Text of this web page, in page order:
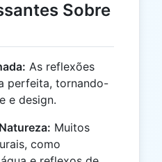
Sobre
As reflexões
perfeita, tornando-
e design.
Muitos
como